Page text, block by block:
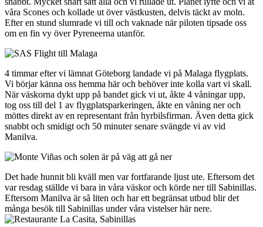
våra Scones och kollade ut över västkusten, delvis täckt av moln.
Efter en stund slumrade vi till och vaknade när piloten tipsade oss
om en fin vy över Pyreneerna utanför.
4 timmar efter vi lämnat Göteborg landade vi på Malaga flygplats.
Vi börjar känna oss hemma här och behöver inte kolla vart vi skall.
När väskorna dykt upp på bandet gick vi ut, åkte 4 våningar upp,
tog oss till del 1 av flygplatsparkeringen, åkte en våning ner och
möttes direkt av en representant från hyrbilsfirman. Även detta gick
snabbt och smidigt och 50 minuter senare svängde vi av vid
Manilva.
Det hade hunnit bli kväll men var fortfarande ljust ute. Eftersom det
var resdag ställde vi bara in våra väskor och körde ner till Sabinillas.
Eftersom Manilva är så liten och har ett begränsat utbud blir det
många besök till Sabinillas under våra vistelser här nere.